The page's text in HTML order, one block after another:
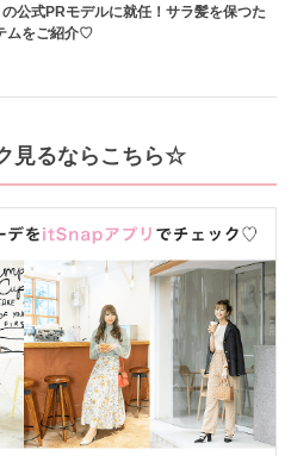
公式PRモデルに就任！サラ髪を保つた
ムをご紹介♡
見るならこちら☆